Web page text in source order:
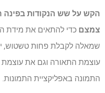
הקש על שש הנקודות בפינה
צמצם כדי להתאים את מידת
שמאלה לקבלת פחות טשטוש,
עוצמת התאורה וגם את
התמונה באפליקציית התמונות.